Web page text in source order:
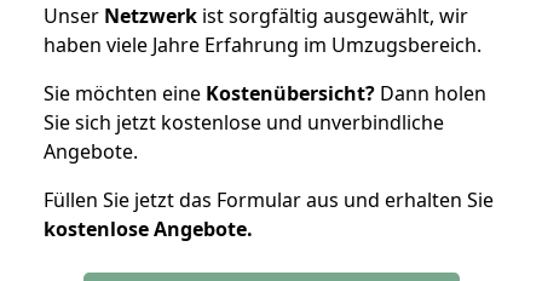
Unser Netzwerk ist sorgfältig ausgewählt, wir
haben viele Jahre Erfahrung im Umzugsbereich.
Sie möchten eine Kostenübersicht? Dann holen
Sie sich jetzt kostenlose und unverbindliche
Angebote.
Füllen Sie jetzt das Formular aus und erhalten Sie
kostenloseAngebote.